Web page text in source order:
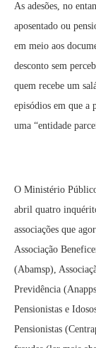
As adesões, no
aposentado ou
em meio aos
desconto sem
quem recebe um
episódios em que a
uma “entidade
O Ministério
abril quatro
associações que
Associação
(Abamsp),
Previdência
Pensionistas e
Pensionistas